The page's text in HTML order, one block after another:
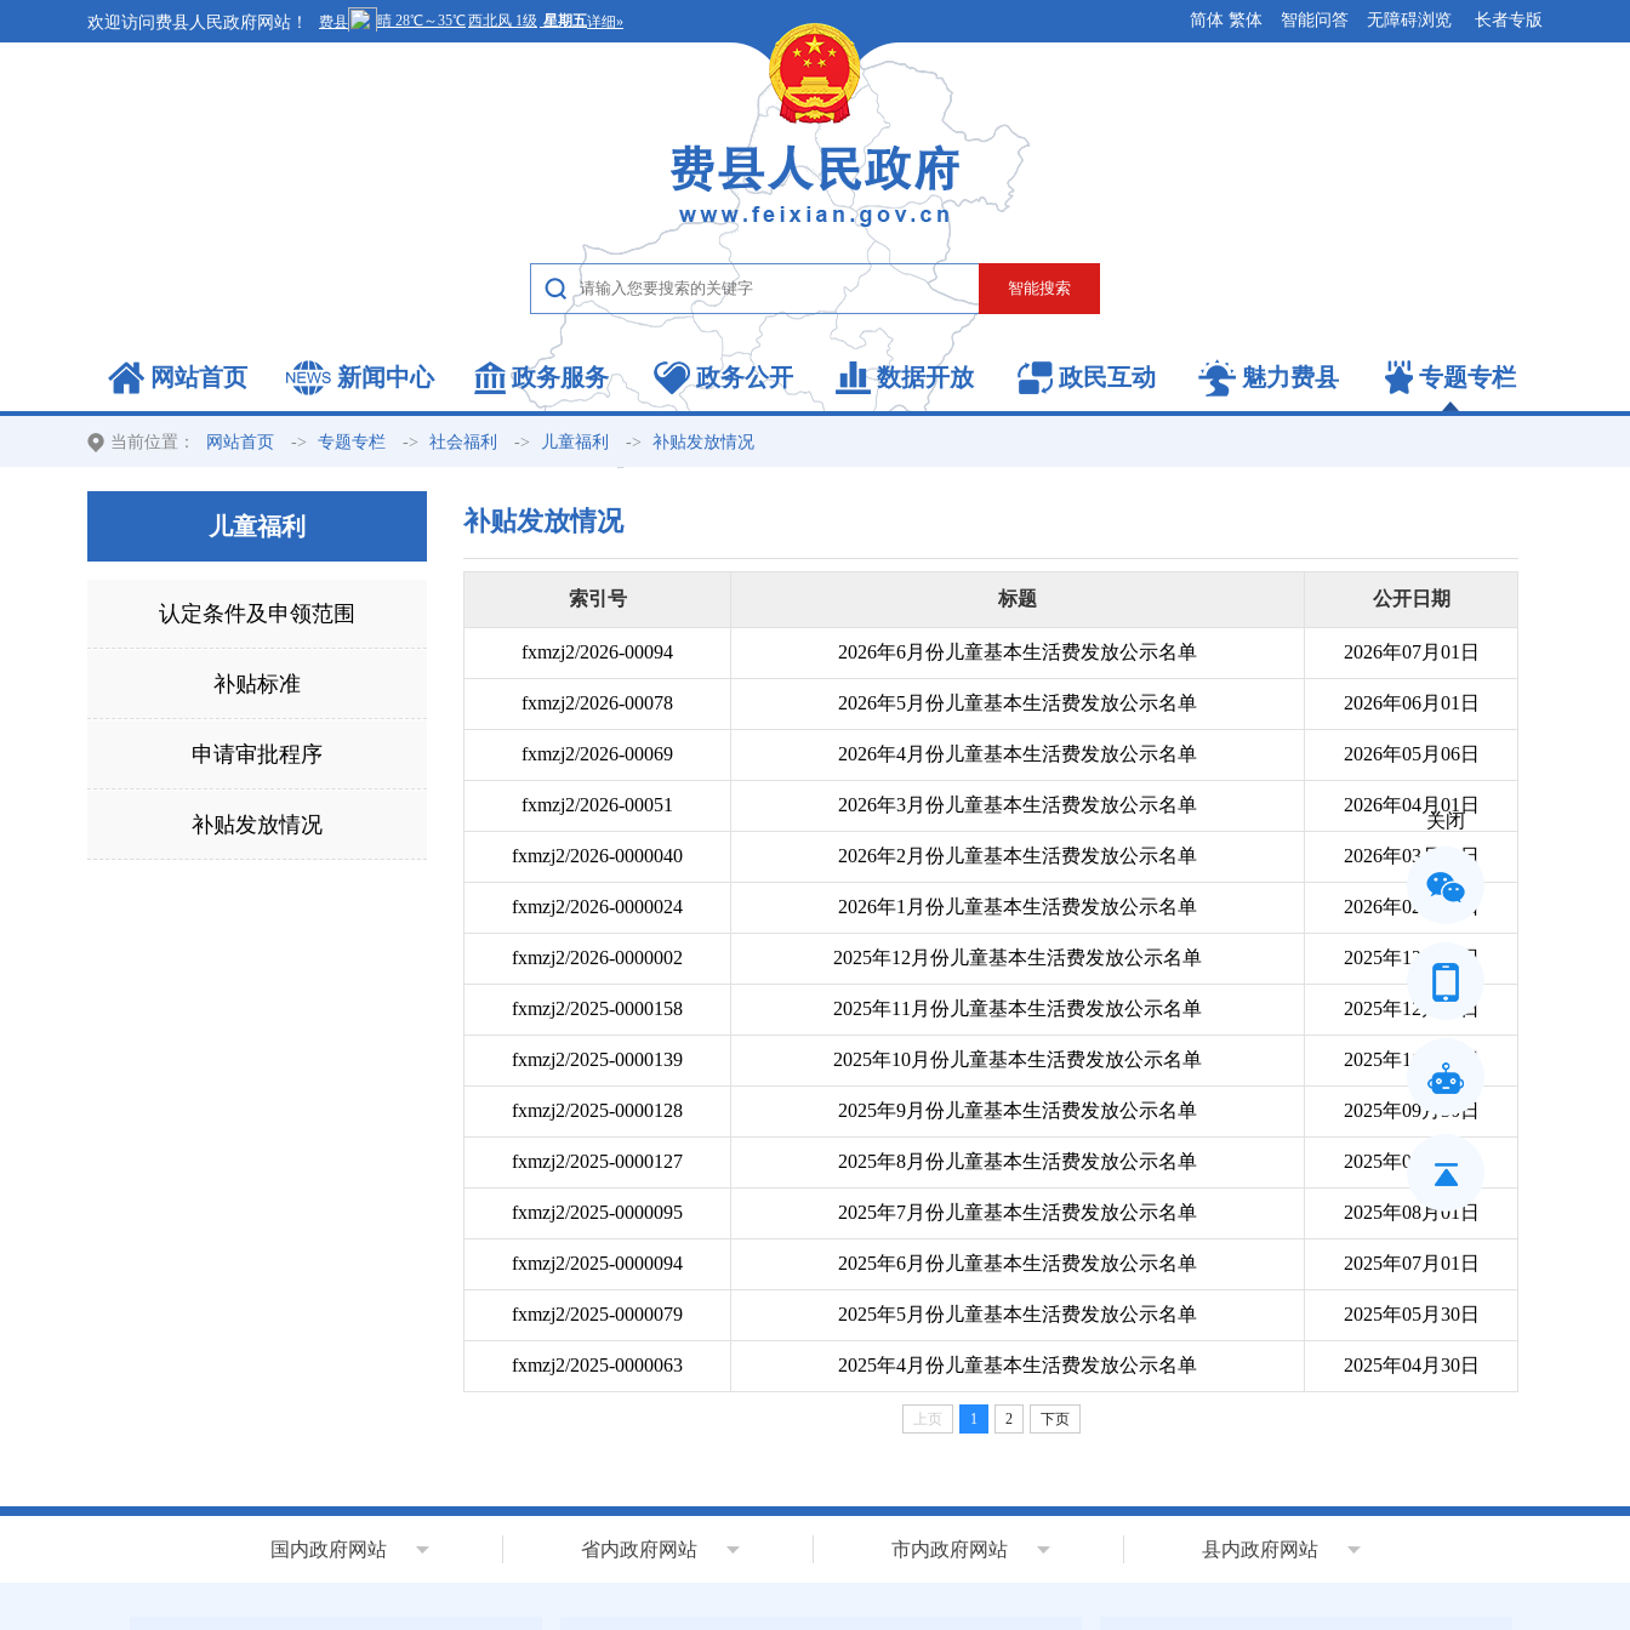
欢迎访问费县人民政府网站！ 智能问答 无障碍浏览 长者专版
简体 繁体
网站首页 新闻中心 政务服务 政务公开 数据开放 政民互动 魅力费县 专题专栏
当前位置： 网站首页 -> 专题专栏 -> 社会福利 -> 儿童福利 -> 补贴发放情况
儿童福利
认定条件及申领范围
补贴标准
申请审批程序
补贴发放情况
补贴发放情况
索引号 标题 公开日期
fxmzj2/2026-00094 2026年6月份儿童基本生活费发放公示名单 2026年07月01日
fxmzj2/2026-00078 2026年5月份儿童基本生活费发放公示名单 2026年06月01日
fxmzj2/2026-00069 2026年4月份儿童基本生活费发放公示名单 2026年05月06日
fxmzj2/2026-00051 2026年3月份儿童基本生活费发放公示名单 2026年04月01日
fxmzj2/2026-0000040 2026年2月份儿童基本生活费发放公示名单 2026年03月02日
fxmzj2/2026-0000024 2026年1月份儿童基本生活费发放公示名单 2026年02月01日
fxmzj2/2026-0000002 2025年12月份儿童基本生活费发放公示名单 2025年12月31日
fxmzj2/2025-0000158 2025年11月份儿童基本生活费发放公示名单 2025年12月02日
fxmzj2/2025-0000139 2025年10月份儿童基本生活费发放公示名单 2025年11月23日
fxmzj2/2025-0000128 2025年9月份儿童基本生活费发放公示名单 2025年09月30日
fxmzj2/2025-0000127 2025年8月份儿童基本生活费发放公示名单 2025年09月01日
fxmzj2/2025-0000095 2025年7月份儿童基本生活费发放公示名单 2025年08月01日
fxmzj2/2025-0000094 2025年6月份儿童基本生活费发放公示名单 2025年07月01日
fxmzj2/2025-0000079 2025年5月份儿童基本生活费发放公示名单 2025年05月30日
fxmzj2/2025-0000063 2025年4月份儿童基本生活费发放公示名单 2025年04月30日
上页 1 2 下页
国内政府网站 省内政府网站 市内政府网站 县内政府网站
关闭